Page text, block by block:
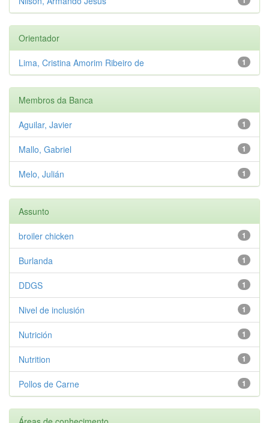
Orientador
1
Lima, Cristina Amorim Ribeiro de
Membros da Banca
1
Aguilar, Javier
1
Mallo, Gabriel
1
Melo, Julián
Assunto
1
broiler chicken
1
Burlanda
1
DDGS
1
Nivel de inclusión
1
Nutrición
1
Nutrition
1
Pollos de Carne